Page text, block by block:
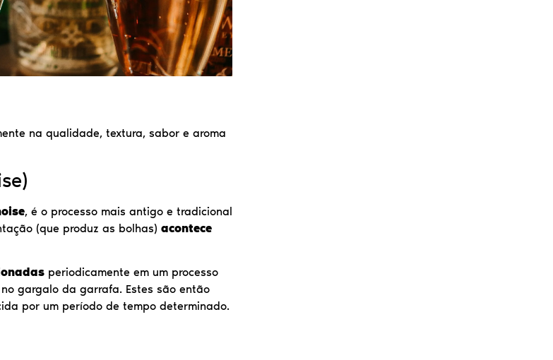
na qualidade, textura, sabor e aroma
, é o processo mais antigo e tradicional
(que produz as bolhas) acontece
periodicamente em um processo
gargalo da garrafa. Estes são então
por um período de tempo determinado.